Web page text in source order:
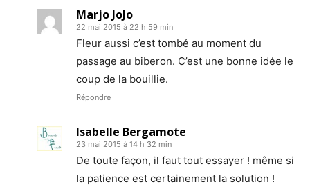
Marjo JoJo
22 mai 2015 à 22 h 59 min
Fleur aussi c’est tombé au moment du
passage au biberon. C’est une bonne idée le
coup de la bouillie.
Répondre
Isabelle Bergamote
23 mai 2015 à 14 h 32 min
De toute façon, il faut tout essayer ! même si
la patience est certainement la solution !